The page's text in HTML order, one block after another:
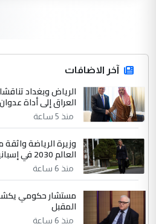
جنسية الرافد الثالث
ابا فرات ...
الموضوع :
الجواهري يرد
مضجعيك يابن الزنا (نص كامل)
سردار
التعليق : واحد من عصابة
جنسية الرافد الثالث
ابا فرات ...
الموضوع :
الجواهري يرد
مضجعيك يابن الزنا (نص كامل)
آخر الاضافات
الرياض وبغداد
العراق إلى أداة
منذ 5 ساعة
وزيرة الرياضة
العالم 2030 في إسبانيا
منذ 6 ساعة
مستشار حكومي
المقبل
منذ 6 ساعة